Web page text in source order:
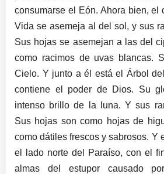
consumarse el Eón. Ahora bien, el
Vida se asemeja al del sol, y sus
Sus hojas se asemejan a las del
como racimos de uvas blancas.
Cielo. Y junto a él está el Árbol
contiene el poder de Dios. Su
intenso brillo de la luna. Y sus
Sus hojas son como hojas de
como dátiles frescos y sabrosos. Y
el lado norte del Paraíso, con el
almas del estupor causado